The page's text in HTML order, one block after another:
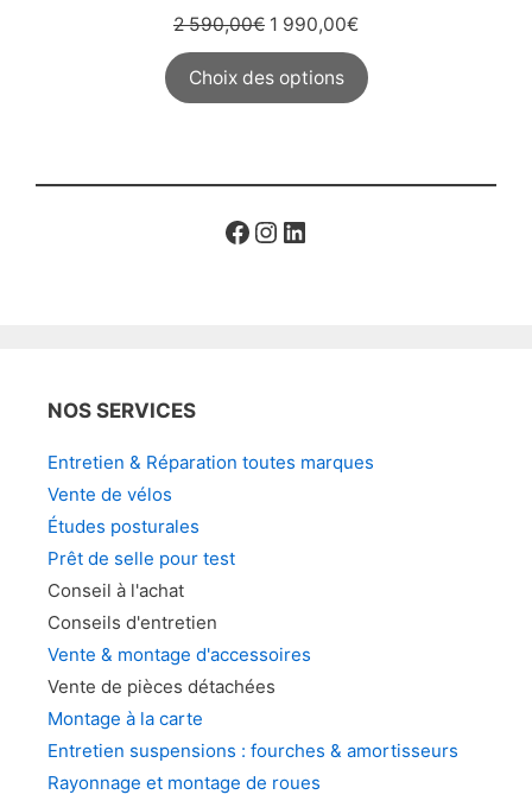
2 590,00€ Le
prix
initial
était :
1 990,00€Le
actuel
est :
Choix des options
Facebook
Instagram
LinkedIn
NOS SERVICES
Entretien & Réparation toutes marques
Vente de vélos
Études posturales
Prêt de selle pour test
Conseil à l'achat
Conseils d'entretien
Vente & montage d'accessoires
Vente de pièces détachées
Montage à la carte
Entretien suspensions : fourches & amortisseurs
Rayonnage et montage de roues